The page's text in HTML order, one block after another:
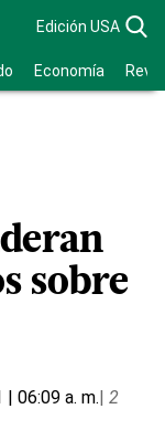
Edición USA
Economía
sobre
| 06:09 a. m.| 2